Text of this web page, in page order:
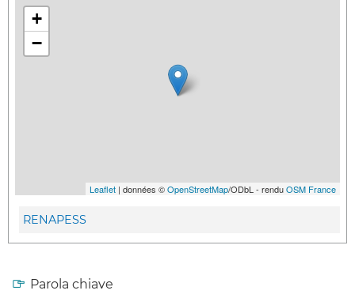
+
−
Leaflet | données ©OpenStreetMap/ODbL - renduOSM France
RENAPESS
Parola chiave